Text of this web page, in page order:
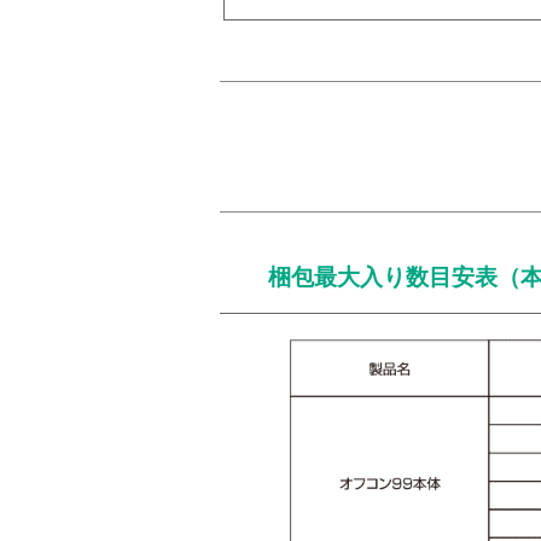
梱包最大入り数目安表（